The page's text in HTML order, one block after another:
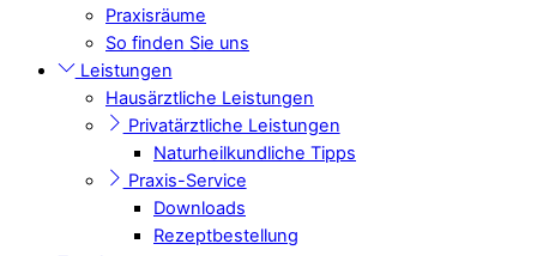
Praxisräume
So finden Sie uns
Leistungen
Hausärztliche Leistungen
Privatärztliche Leistungen
Naturheilkundliche Tipps
Praxis-Service
Downloads
Rezeptbestellung